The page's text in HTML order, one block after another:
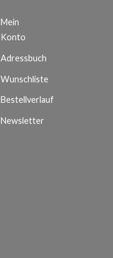
Mein
Konto
Adressbuch
Wunschliste
Bestellverlauf
Newsletter